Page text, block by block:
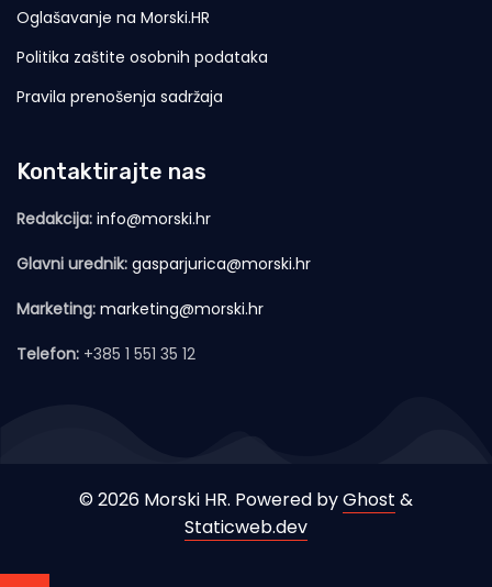
Oglašavanje na Morski.HR
Politika zaštite osobnih podataka
Pravila prenošenja sadržaja
Kontaktirajte nas
Redakcija: info@morski.hr
Glavni urednik: gasparjurica@morski.hr
Marketing: marketing@morski.hr
Telefon: +385 1 551 35 12
© 2026 Morski HR. Powered byGhost &
Staticweb.dev